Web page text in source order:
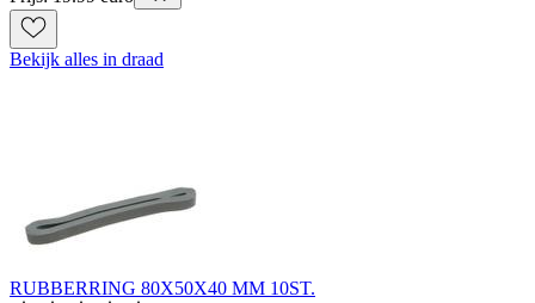
Bekijk alles in draad
RUBBERRING 80X50X40 MM 10ST.